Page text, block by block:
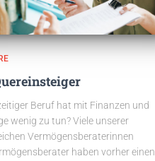
Beruf hat mit Finanzen und
wenig zu tun? Viele unserer
Vermögensberaterinnen
haben vorher einen